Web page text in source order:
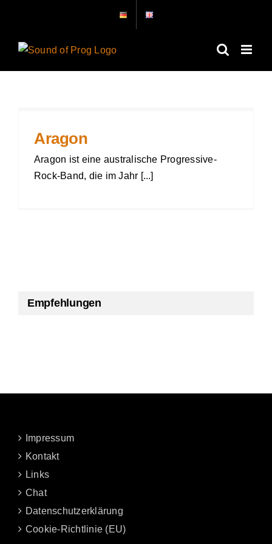
springen
Aragon
Aragon ist eine australische Progressive-
Rock-Band, die im Jahr [...]
Empfehlungen
Impressum
Kontakt
Links
Chat
Datenschutzerklärung
Cookie-Richtlinie (EU)